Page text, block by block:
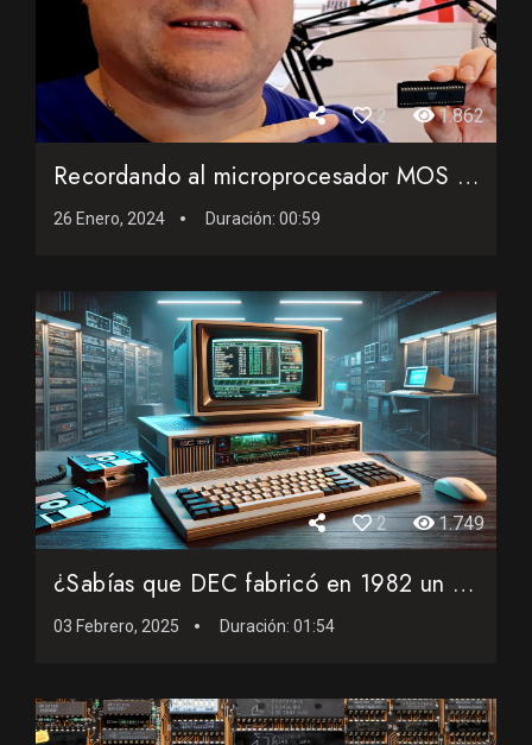
2 1.862
Recordando al microprocesador MOS 6502 de 1975
26 Enero, 2024 Duración: 00:59
2 1.749
¿Sabías que DEC fabricó en 1982 un PC que combinó un In...
03 Febrero, 2025 Duración: 01:54